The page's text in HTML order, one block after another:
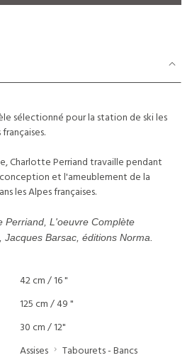
sélectionné pour la station de ski les
Charlotte Perriand travaille pendant
conception et l'ameublement de la
les Alpes françaises.
Perriand, L'oeuvre Complète
Barsac, éditions Norma.
42 cm / 16 "
125 cm / 49 "
30 cm / 12"
Assises Tabourets - Bancs